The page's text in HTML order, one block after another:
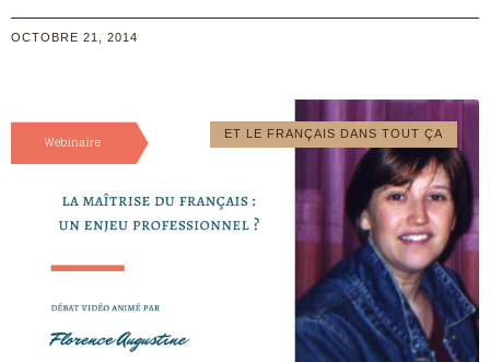
OCTOBRE 21, 2014
ET LE FRANÇAIS DANS TOUT ÇA